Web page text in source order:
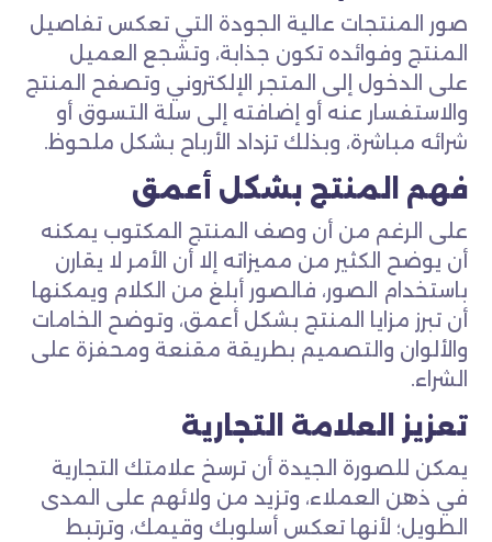
صور المنتجات عالية الجودة التي تعكس تفاصيل
المنتج وفوائده تكون جذابة، وتشجع العميل
على الدخول إلى المتجر الإلكتروني وتصفح المنتج
والاستفسار عنه أو إضافته إلى سلة التسوق أو
شرائه مباشرة، وبذلك تزداد الأرباح بشكل ملحوظ.
فهم المنتج بشكل أعمق
على الرغم من أن وصف المنتج المكتوب يمكنه
أن يوضح الكثير من مميزاته إلا أن الأمر لا يقارن
باستخدام الصور، فالصور أبلغ من الكلام ويمكنها
أن تبرز مزايا المنتج بشكل أعمق، وتوضح الخامات
والألوان والتصميم بطريقة مقنعة ومحفزة على
الشراء.
تعزيز العلامة التجارية
يمكن للصورة الجيدة أن ترسخ علامتك التجارية
في ذهن العملاء، وتزيد من ولائهم على المدى
الطويل؛ لأنها تعكس أسلوبك وقيمك، وترتبط